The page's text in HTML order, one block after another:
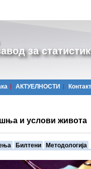
за
АКТУЕЛНОСТИ Контакт
и услови живота
Билтени Методологија